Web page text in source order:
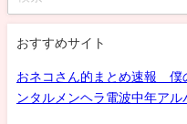
おすすめサイト
おネコさん的まとめ速報 僕
ンタルメンヘラ電波中年ア